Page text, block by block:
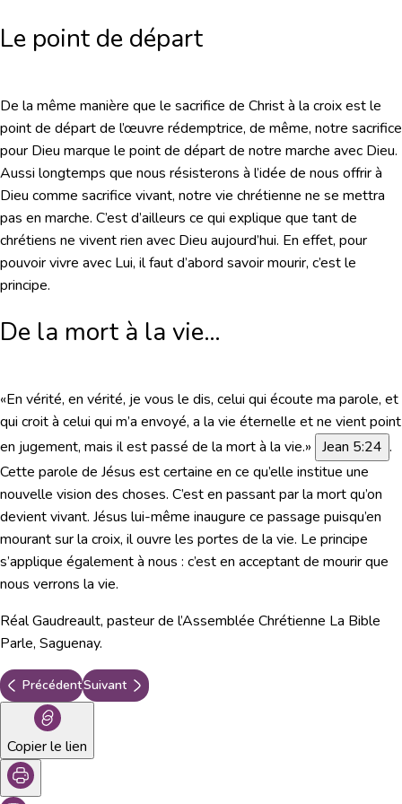
Le point de départ
De la même manière que le sacrifice de Christ à la croix est le
point de départ de l’œuvre rédemptrice, de même, notre sacrifice
pour Dieu marque le point de départ de notre marche avec Dieu.
Aussi longtemps que nous résisterons à l’idée de nous offrir à
Dieu comme sacrifice vivant, notre vie chrétienne ne se mettra
pas en marche. C’est d’ailleurs ce qui explique que tant de
chrétiens ne vivent rien avec Dieu aujourd’hui. En effet, pour
pouvoir vivre avec Lui, il faut d’abord savoir mourir, c’est le
principe.
De la mort à la vie…
«En vérité, en vérité, je vous le dis, celui qui écoute ma parole, et
qui croit à celui qui m’a envoyé, a la vie éternelle et ne vient point
en jugement, mais il est passé de la mort à la vie.» Jean 5:24 .
Cette parole de Jésus est certaine en ce qu’elle institue une
nouvelle vision des choses. C’est en passant par la mort qu’on
devient vivant. Jésus lui-même inaugure ce passage puisqu’en
mourant sur la croix, il ouvre les portes de la vie. Le principe
s’applique également à nous : c’est en acceptant de mourir que
nous verrons la vie.
Réal Gaudreault, pasteur de l’Assemblée Chrétienne La Bible
Parle, Saguenay.
PrécédentSuivant
Copier le lien